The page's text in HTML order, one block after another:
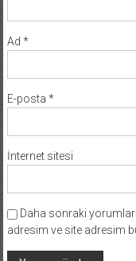
Ad *
E-posta *
İnternet sitesi
Daha sonraki
adresim ve site adresim